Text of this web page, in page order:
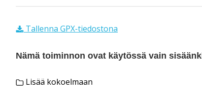
Tallenna GPX-tiedostona
Nämä toiminnon ovat käytössä vain
Lisää kokoelmaan